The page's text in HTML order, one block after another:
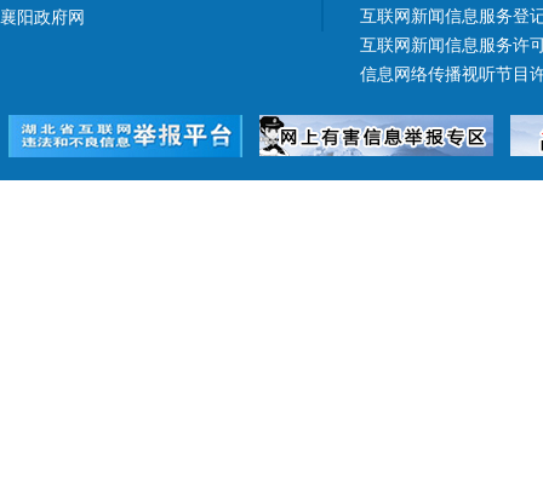
襄阳政府网
互联网新闻信息服务登
互联网新闻信息服务许
信息网络传播视听节目